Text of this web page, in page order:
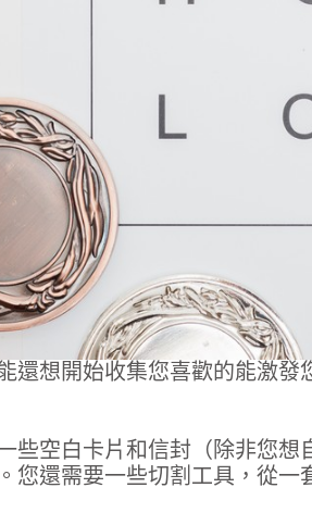
還想開始收集您喜歡的能激
些空白卡片和信封（除非您
您還需要一些切割工具，從